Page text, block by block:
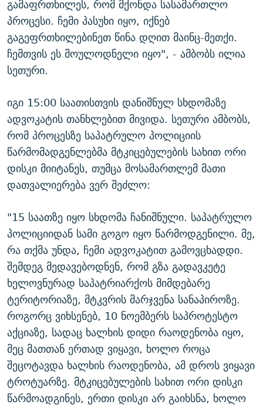
გამაფრთხილეს, რომ მქონდა სასამართლო
პროცესი. ჩემი პასუხი იყო, იქნებ
გაგეფრთხილებინეთ წინა დღით მაინც-მეთქი.
ჩემთვის ეს მოულოდნელი იყო", - ამბობს ილია
სეთური.
იგი 15:00 საათისთვის დანიშნულ სხდომაზე
ადვოკატის თანხლებით მივიდა. სეთური ამბობს,
რომ პროცესზე საპატრულო პოლიციის
წარმომადგენლებმა მტკიცებულების სახით ორი
დისკი მიიტანეს, თუმცა მოსამართლემ მათი
დათვალიერება ვერ შეძლო:
"15 საათზე იყო სხდომა ჩანიშნული. საპატრულო
პოლიციიდან სამი გოგო იყო წარმოდგენილი. მე,
რა თქმა უნდა, ჩემი ადვოკატით გამოვცხადდი.
შემდეგ მედავებოდნენ, რომ გზა გადავკეტე
ხელოვნურად საპატრიარქოს მიმდებარე
ტერიტორიაზე, მტკვრის მარჯვენა სანაპიროზე.
როგორც ვიხსენებ, 10 ნოემბერს საპროტესტო
აქციაზე, სადაც ხალხის დიდი რაოდენობა იყო,
მეც მათთან ერთად ვიყავი, ხოლო როცა
შეცოტავდა ხალხის რაოდენობა, ამ დროს ვიყავი
ტროტუარზე. მტკიცებულების სახით ორი დისკი
წარმოადგინეს, ერთი დისკი არ გაიხსნა, ხოლო